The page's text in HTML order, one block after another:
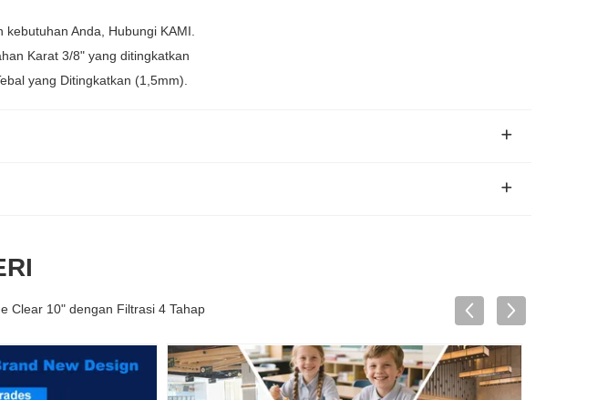
kebutuhan Anda, Hubungi KAMI.
Karat 3/8" yang ditingkatkan
yang Ditingkatkan (1,5mm).
Clear 10" dengan Filtrasi 4 Tahap